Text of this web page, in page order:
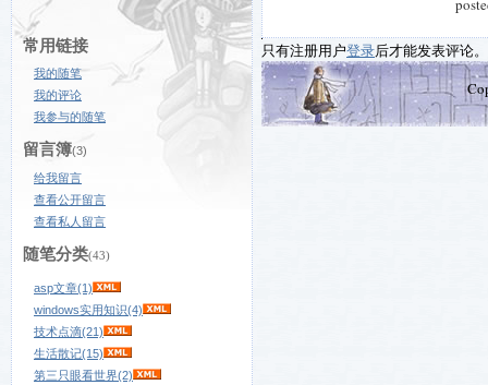
常用链接
我的随笔
我的评论
我参与的随笔
留言簿(3)
给我留言
查看公开留言
查看私人留言
随笔分类(43)
asp文章(1)
windows实用知识(4)
技术点滴(21)
生活散记(15)
第三只眼看世界(2)
只有注册用户登录后才能发表评论。